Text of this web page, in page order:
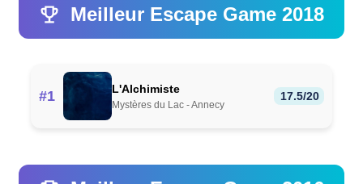
Meilleur Escape Game 2018
#1 L'Alchimiste
Mystères du Lac - Annecy
17.5/20